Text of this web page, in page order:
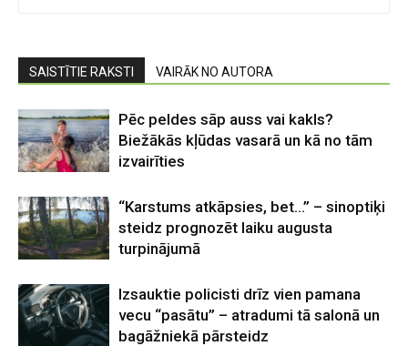
SAISTĪTIE RAKSTI VAIRĀK NO AUTORA
Pēc peldes sāp auss vai kakls?
Biežākās kļūdas vasarā un kā no tām
izvairīties
“Karstums atkāpsies, bet…” – sinoptiķi
steidz prognozēt laiku augusta
turpinājumā
Izsauktie policisti drīz vien pamana
vecu “pasātu” – atradumi tā salonā un
bagāžniekā pārsteidz